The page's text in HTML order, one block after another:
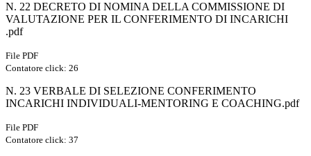
N. 22 DECRETO DI NOMINA DELLA COMMISSIONE DI
VALUTAZIONE PER IL CONFERIMENTO DI INCARICHI
.pdf
File PDF
Contatore click: 26
N. 23 VERBALE DI SELEZIONE CONFERIMENTO
INCARICHI INDIVIDUALI-MENTORING E COACHING.pdf
File PDF
Contatore click: 37